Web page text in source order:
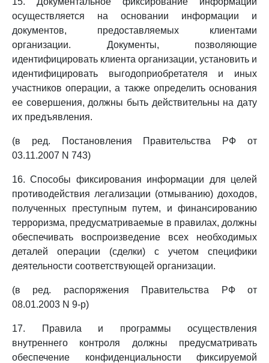
осуществляется на основании информации и
документов, предоставляемых клиентами
организации. Документы, позволяющие
идентифицировать клиента организации, установить и
идентифицировать выгодоприобретателя и иных
участников операции, а также определить основания
ее совершения, должны быть действительны на дату
их предъявления.
(в ред. Постановления Правительства РФ от
03.11.2007 N 743)
16. Способы фиксирования информации для целей
противодействия легализации (отмыванию) доходов,
полученных преступным путем, и финансированию
терроризма, предусматриваемые в правилах, должны
обеспечивать воспроизведение всех необходимых
деталей операции (сделки) с учетом специфики
деятельности соответствующей организации.
(в ред. распоряжения Правительства РФ от
08.01.2003 N 9-р)
17. Правила и программы осуществления
внутреннего контроля должны предусматривать
обеспечение конфиденциальности фиксируемой